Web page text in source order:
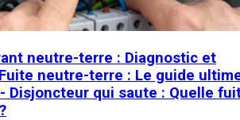
neutre-terre : Diagnostic et
neutre-terre : Le guide
Disjoncteur qui saute : Quelle